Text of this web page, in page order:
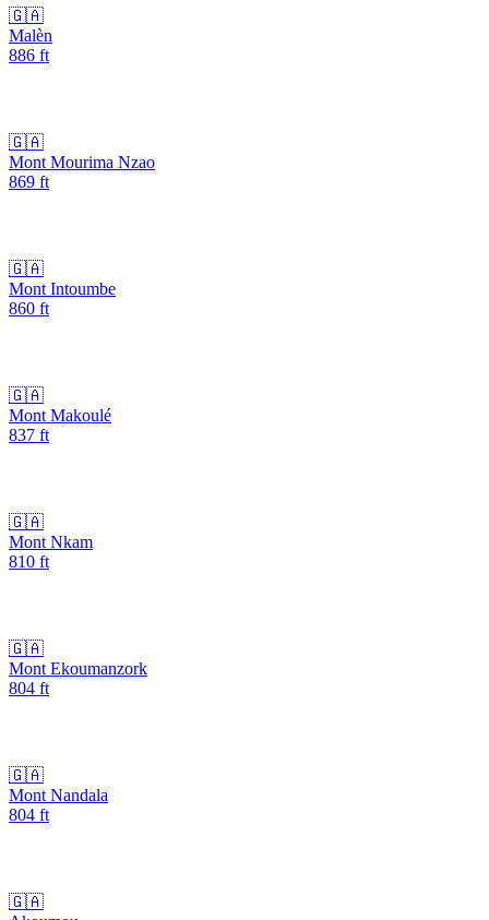
🇬🇦
Malèn
886 ft
🇬🇦
Mont Mourima Nzao
869 ft
🇬🇦
Mont Intoumbe
860 ft
🇬🇦
Mont Makoulé
837 ft
🇬🇦
Mont Nkam
810 ft
🇬🇦
Mont Ekoumanzork
804 ft
🇬🇦
Mont Nandala
804 ft
🇬🇦